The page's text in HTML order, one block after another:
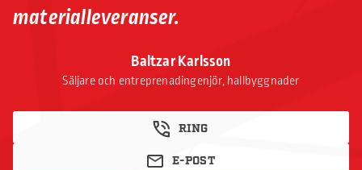
Baltzar Karlsson
Säljare och entreprenadingenjör, hallbyggnader
RING
E-POST
materialleveranser.